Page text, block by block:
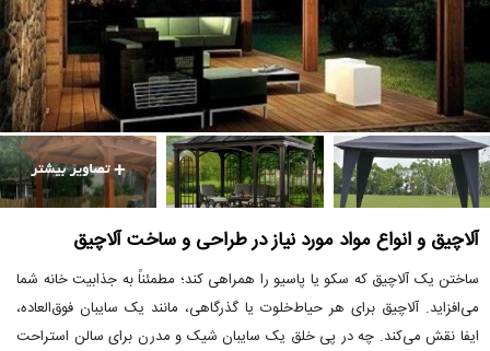
آلاچیق و انواع مواد مورد نیاز در طراحی و ساخت آلاچیق
ساختن یک آلاچیق که سکو یا پاسیو را همراهی کند؛ مطمئناً به جذابیت خانه شما
می‌افزاید. آلاچیق برای هر حیاط‌خلوت یا گذرگاهی، مانند یک سایبان فوق‌العاده،
ایفا نقش می‌کند. چه در پی خلق یک سایبان شیک و مدرن برای سالن استراحت